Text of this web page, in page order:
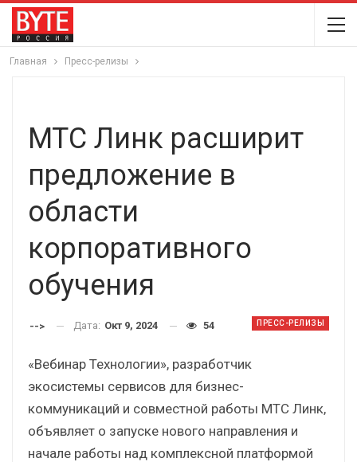
Главная Пресс-релизы
МТС Линк расширит
предложение в
области
корпоративного
обучения
ПРЕСС-РЕЛИЗЫ
--> Дата: Окт 9, 2024 54
«Вебинар Технологии», разработчик
экосистемы сервисов для бизнес-
коммуникаций и совместной работы МТС Линк,
объявляет о запуске нового направления и
начале работы над комплексной платформой